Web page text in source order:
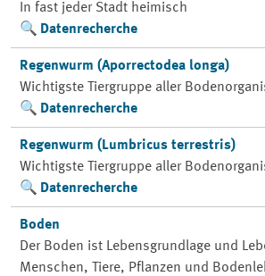
In fast jeder Stadt heimisch
Datenrecherche
Regenwurm (Aporrectodea longa)
Wichtigste Tiergruppe aller
Datenrecherche
Regenwurm (Lumbricus terrestris)
Wichtigste Tiergruppe aller
Datenrecherche
Boden
Der Boden ist Lebensgrundlage und
Menschen, Tiere, Pflanzen und